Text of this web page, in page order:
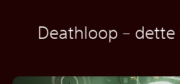
Deathloop – dette